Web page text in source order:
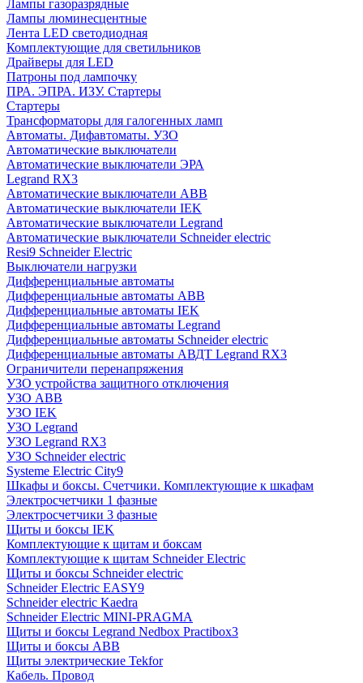
Лампы газоразрядные
Лампы люминесцентные
Лента LED светодиодная
Комплектующие для светильников
Драйверы для LED
Патроны под лампочку
ПРА. ЭПРА. ИЗУ. Стартеры
Стартеры
Трансформаторы для галогенных ламп
Автоматы. Дифавтоматы. УЗО
Автоматические выключатели
Автоматические выключатели ЭРА
Legrand RX3
Автоматические выключатели ABB
Автоматические выключатели IEK
Автоматические выключатели Legrand
Автоматические выключатели Schneider electric
Resi9 Schneider Electric
Выключатели нагрузки
Дифференциальные автоматы
Дифференциальные автоматы ABB
Дифференциальные автоматы IEK
Дифференциальные автоматы Legrand
Дифференциальные автоматы Schneider electric
Дифференциальные автоматы АВДТ Legrand RX3
Ограничители перенапряжения
УЗО устройства защитного отключения
УЗО ABB
УЗО IEK
УЗО Legrand
УЗО Legrand RX3
УЗО Schneider electric
Systeme Electric City9
Шкафы и боксы. Счетчики. Комплектующие к шкафам
Электросчетчики 1 фазные
Электросчетчики 3 фазные
Щиты и боксы IEK
Комплектующие к щитам и боксам
Комплектующие к щитам Schneider Electric
Щиты и боксы Schneider electric
Schneider Electric EASY9
Schneider electric Kaedra
Schneider Electric MINI-PRAGMA
Щиты и боксы Legrand Nedbox Practibox3
Щиты и боксы ABB
Щиты электрические Tekfor
Кабель. Провод